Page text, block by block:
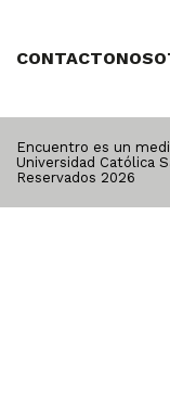
CONTACTO
Encuentro es un
Universidad Católica
Reservados 2026